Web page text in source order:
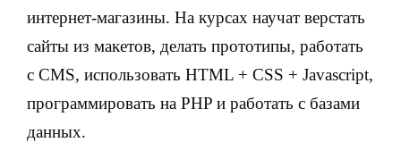
интернет-магазины. На курсах научат верстать
сайты из макетов, делать прототипы, работать
с CMS, использовать HTML + CSS + Javascript,
программировать на PHP и работать с базами
данных.